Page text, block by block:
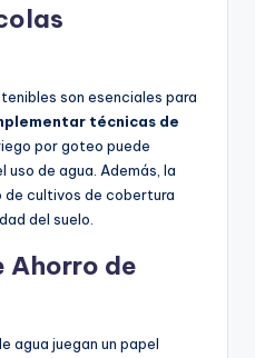
son esenciales para
técnicas de
por goteo puede
de agua. Además, la
de cultivos de cobertura
del suelo.
Ahorro de
agua juegan un papel